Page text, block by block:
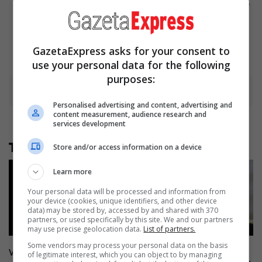
Always Hold A Special Place
Brainberries
Të tjera nga rubrika
Vdes ish-ushtari i UÇK-së, u
Ndërprerja e seancës, Zemaj:
GazetaExpress asks for your consent to
use your personal data for the following
purposes:
Personalised advertising and content, advertising and
content measurement, audience research and
services development
Store and/or access information on a device
Learn more
Your personal data will be processed and information from
your device (cookies, unique identifiers, and other device
data) may be stored by, accessed by and shared with 370
partners, or used specifically by this site. We and our partners
may use precise geolocation data. List of partners.
Some vendors may process your personal data on the basis
of legitimate interest, which you can object to by managing